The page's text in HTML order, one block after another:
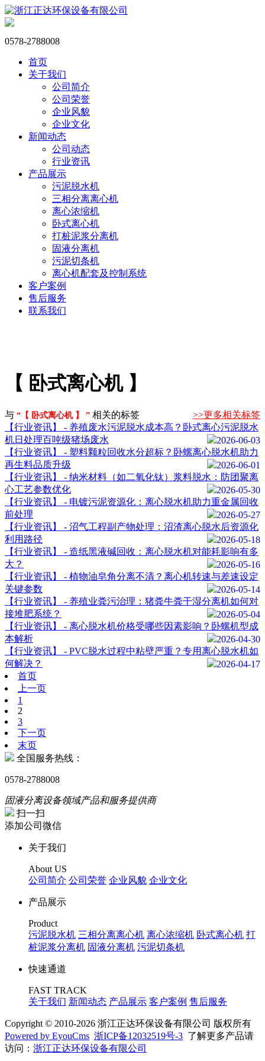
0578-2788008
首页
关于我们
公司简介
公司荣誉
企业风貌
企业文化
新闻动态
公司动态
行业资讯
产品展示
污泥脱水机
三相分离离心机
离心浓缩机
卧式离心机
打桩泥浆分离机
固液分离机
污泥切条机
离心机配套及控制系统
客户案例
售后服务
联系我们
【 卧式离心机 】
与 “【 卧式离心机 】 ” 相关的标签
>>更多相关标签
【行业资讯】 - 养殖废水污泥脱水成本高？卧式离心污泥脱水
机日处理百吨级猪场废水
2026-06-03
【行业资讯】 - 塑料颗粒回收水分超标？卧螺离心脱水机助力
再生料品质升级
2026-06-01
【行业资讯】 - 纳米材料（如二氧化钛）浆料脱水：防团聚离
心工艺参数优化
2026-05-30
【行业资讯】 - 电镀污泥资源化：离心脱水机助力重金属回收
前处理
2026-05-27
【行业资讯】 - 沼气工程副产物处理：沼渣离心脱水后资源化
利用路径
2026-05-18
【行业资讯】 - 造纸黑液碱回收：离心脱水机对能耗影响有多
大？
2026-05-16
【行业资讯】 - 植物油皂角分离不清？离心机转速与差速设定
关键参数
2026-05-14
【行业资讯】 - 养殖业粪污治理：猪粪牛粪干湿分离机如何对
接堆肥系统？
2026-05-04
【行业资讯】 - 离心脱水机价格受哪些因素影响？卧螺机型成
本解析
2026-04-30
【行业资讯】 - PVC脱水过程中粘壁严重？专用离心脱水机如
何解决？
2026-04-17
首页
上一页
1
2
3
下一页
末页
全国服务热线：
0578-2788008
固液分离设备领域产品和服务提供商
扫一扫
添加公司微信
关于我们
About US
公司简介 公司荣誉 企业风貌 企业文化
产品展示
Product
污泥脱水机 三相分离离心机 离心浓缩机 卧式离心机 打
桩泥浆分离机 固液分离机 污泥切条机
快速通道
FAST TRACK
关于我们 新闻动态 产品展示 客户案例 售后服务
Copyright © 2010-2026 浙江正达环保设备有限公司 版权所有
Powered by EyouCms 浙ICP备12032519号-3 了解更多产品请
访问： 浙江正达环保设备有限公司